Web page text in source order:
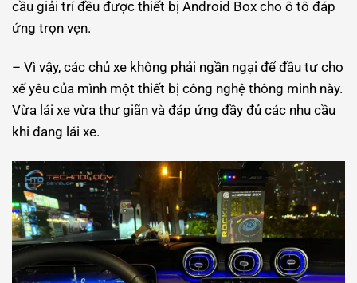
cầu giải trí đều được thiết bị Android Box cho ô tô đáp
ứng trọn vẹn.
– Vì vậy, các chủ xe không phải ngần ngại để đầu tư cho
xế yêu của mình một thiết bị công nghệ thông minh này.
Vừa lái xe vừa thư giãn và đáp ứng đầy đủ các nhu cầu
khi đang lái xe.